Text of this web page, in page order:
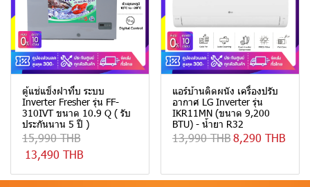
ตู้แช่แข็งฝาทึบ ระบบ
Inverter Fresher รุ่น FF-
310IVT ขนาด 10.9 Q ( รับ
ประกันนาน 5 ปี )
15,990 THB
13,490 THB
แอร์บ้านติดผนัง เครื่องปรับ
อากาศ LG Inverter รุ่น
IKR11MN (ขนาด 9,200
BTU) - น้ำยา R32
13,990 THB8,290 THB